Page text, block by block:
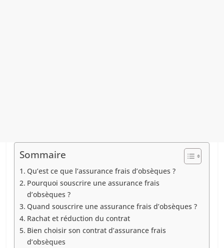
Sommaire
Qu’est ce que l’assurance frais d’obsèques ?
Pourquoi souscrire une assurance frais
d’obsèques ?
Quand souscrire une assurance frais d’obsèques ?
Rachat et réduction du contrat
Bien choisir son contrat d’assurance frais
d’obsèques